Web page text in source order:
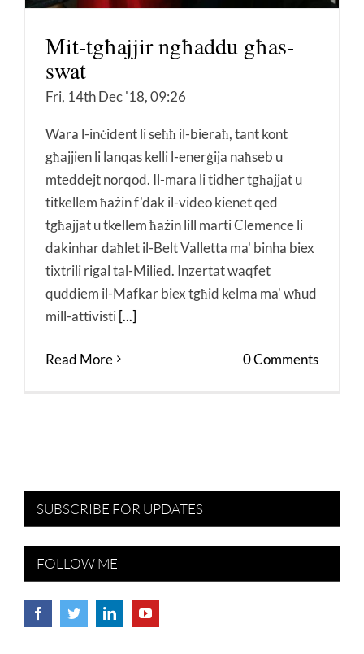
Mit-tgħajjir ngħaddu għas-
swat
Fri, 14th Dec '18, 09:26
Wara l-inċident li seħħ il-bieraħ, tant kont
għajjien li lanqas kelli l-enerġija naħseb u
mteddejt norqod. Il-mara li tidher tgħajjat u
titkellem ħażin f'dak il-video kienet qed
tgħajjat u tkellem ħażin lill marti Clemence li
dakinhar daħlet il-Belt Valletta ma' binha biex
tixtrili rigal tal-Milied. Inzertat waqfet
quddiem il-Mafkar biex tgħid kelma ma' wħud
mill-attivisti[...]
Read More 0 Comments
SUBSCRIBE FOR UPDATES
FOLLOW ME